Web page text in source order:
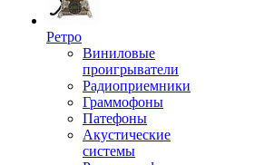
Ретро
Виниловые
проигрыватели
Радиоприемники
Граммофоны
Патефоны
Акустические
системы